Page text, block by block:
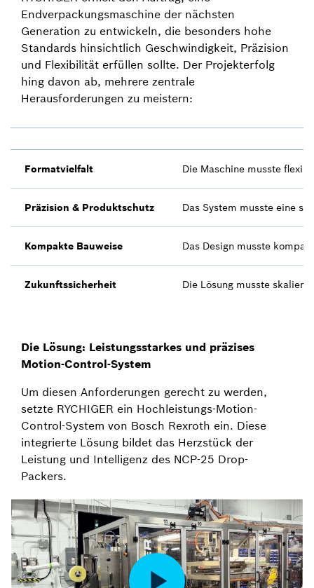
Endverpackungsmaschine der nächsten
Generation zu entwickeln, die besonders hohe
Standards hinsichtlich Geschwindigkeit, Präzision
und Flexibilität erfüllen sollte. Der Projekterfolg
hing davon ab, mehrere zentrale
Herausforderungen zu meistern:
Formatvielfalt Die Maschine musste
Präzision & Produktschutz Das System musste eine
Kompakte Bauweise Das Design musste
Zukunftssicherheit Die Lösung musste
Die Lösung: Leistungsstarkes und präzises
Motion-Control-System
Um diesen Anforderungen gerecht zu werden,
setzte RYCHIGER ein Hochleistungs-Motion-
Control-System von Bosch Rexroth ein. Diese
integrierte Lösung bildet das Herzstück der
Leistung und Intelligenz des NCP-25 Drop-
Packers.